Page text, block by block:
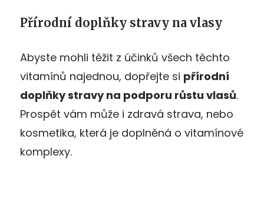
Přírodní doplňky stravy na vlasy
Abyste mohli těžit z účinků všech těchto
vitamínů najednou, dopřejte si přírodní
doplňky stravy na podporu růstu vlasů.
Prospět vám může i zdravá strava, nebo
kosmetika, která je doplněná o vitamínové
komplexy.